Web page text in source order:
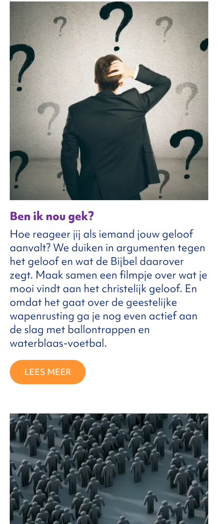
Ben ik nou gek?
Hoe reageer jij als iemand jouw geloof
aanvalt? We duiken in argumenten tegen
het geloof en wat de Bijbel daarover
zegt. Maak samen een filmpje over wat je
mooi vindt aan het christelijk geloof. En
omdat het gaat over de geestelijke
wapenrusting ga je nog even actief aan
de slag met ballontrappen en
waterblaas-voetbal.
LEES MEER